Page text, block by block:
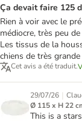
Ça devait faire 125
Rien à voir avec le
médiocre, très peu
Les tissus de la
chiens de très
Cet avis a été traduit.
29/07/26 |
Ø 115 x H 22
This is a